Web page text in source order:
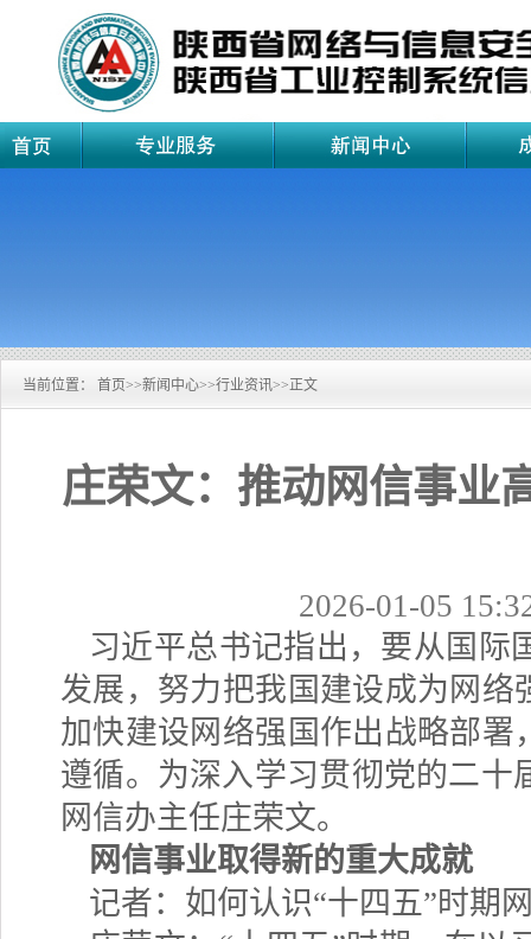
当前位置： 首页>>新闻中心>>行业资讯>>正文
庄荣文：推动网信事业
2026-01-05
习近平总书记指出，要从国际
发展，努力把我国建设成为网
加快建设网络强国作出战略部署
遵循。为深入学习贯彻党的二十
网信办主任庄荣文。
网信事业取得新的重大成就
记者：如何认识“十四五”时期